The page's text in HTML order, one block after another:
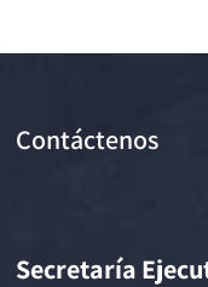
Contáctenos
Secretaría